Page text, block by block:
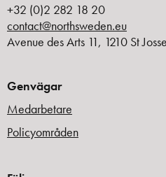
+32 (0)2 282 18 20
contact@northsweden.eu
Avenue des Arts 11, 1210 St
Genvägar
Medarbetare
Policyområden